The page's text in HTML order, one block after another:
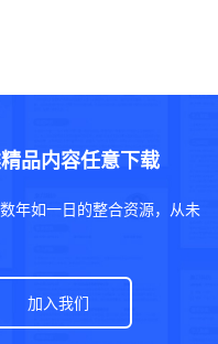
品内容任意下载
年如一日的整合资源，从未
加入我们